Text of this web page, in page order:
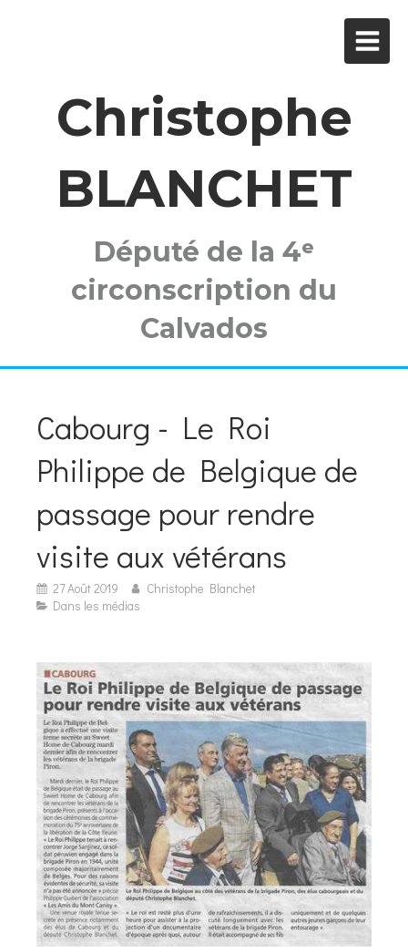
Christophe
BLANCHET
Député de la 4ᵉ
circonscription du
Calvados
Cabourg - Le Roi
Philippe de Belgique de
passage pour rendre
visite aux vétérans
27 Août 2019
Christophe Blanchet
Dans les médias